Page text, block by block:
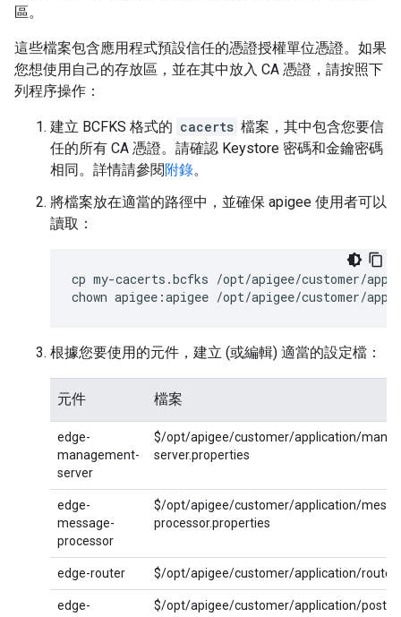
區。
這些檔案包含應用程式預設信任的憑證授權單位憑證。如果
您想使用自己的存放區，並在其中放入 CA 憑證，請按照下
列程序操作：
建立 BCFKS 格式的 cacerts 檔案，其中包含您要信
任的所有 CA 憑證。請確認 Keystore 密碼和金鑰密碼
相同。詳情請參閱附錄。
將檔案放在適當的路徑中，並確保 apigee 使用者可以
讀取：
cp my-cacerts.bcfks /opt/apigee/customer/
chown apigee:apigee /opt/apigee/customer/
根據您要使用的元件，建立 (或編輯) 適當的設定檔：
元件 檔案
edge-
management-
server
$/opt/apigee/customer/application/
server.properties
edge-
message-
processor
$/opt/apigee/customer/application/
processor.properties
edge-router $/opt/apigee/customer/application/
edge-
$/opt/apigee/customer/application/